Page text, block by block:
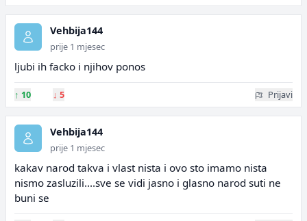
Vehbija144
prije 1 mjesec
ljubi ih facko i njihov ponos
↑ 10 ↓ 5 Prijavi
Vehbija144
prije 1 mjesec
kakav narod takva i vlast nista i ovo sto imamo nista
nismo zasluzili....sve se vidi jasno i glasno narod suti ne
buni se